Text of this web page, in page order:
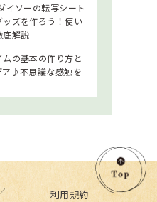
イソーの転写シート
ズを作ろう！使い
底解説
ムの基本の作り方と
ア♪不思議な感触を
利用規約